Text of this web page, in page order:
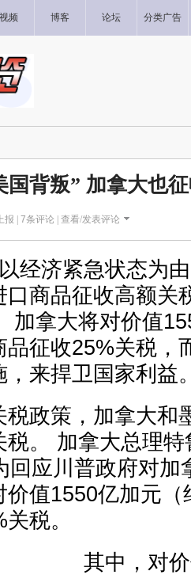
视频 博客 论坛 分类广告
国背叛” 加拿大也
| 7条评论 | 查看/发表评论
经济紧急状态为
商品征收高额关
加拿大将对价值
品征收25%关税，
，来捍卫国家利益
政策，加拿大和
税。 加拿大总理
回应川普政府对加
价值1550亿加元
税。
其中，对